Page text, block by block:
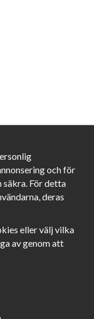
och för
För detta
deras
eller välj vilka
av genom att